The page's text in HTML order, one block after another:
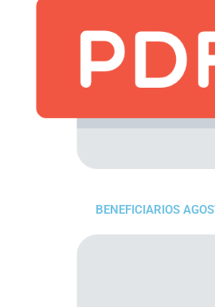
BENEFICIARIOS